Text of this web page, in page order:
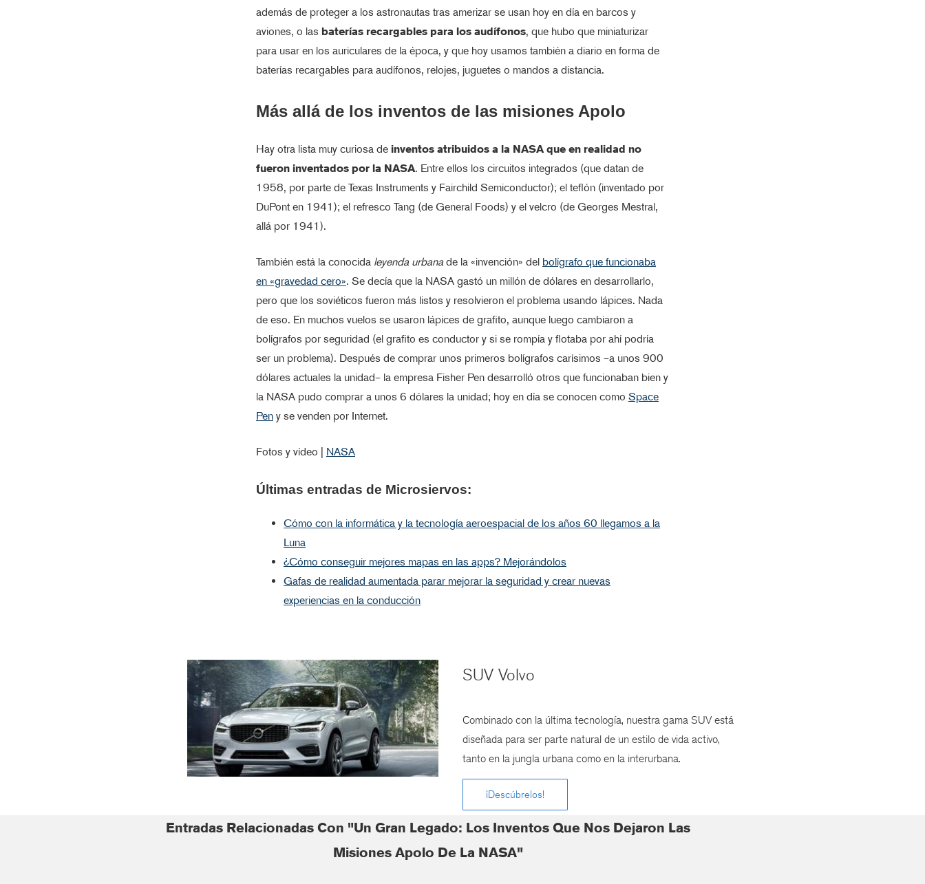
además de proteger a los astronautas tras amerizar se usan hoy en día en barcos y
aviones, o las baterías recargables para los audífonos, que hubo que miniaturizar
para usar en los auriculares de la época, y que hoy usamos también a diario en forma de
baterías recargables para audífonos, relojes, juguetes o mandos a distancia.
Más allá de los inventos de las misiones Apolo
Hay otra lista muy curiosa de inventos atribuidos a la NASA que en realidad no
fueron inventados por la NASA. Entre ellos los circuitos integrados (que datan de
1958, por parte de Texas Instruments y Fairchild Semiconductor); el teflón (inventado por
DuPont en 1941); el refresco Tang (de General Foods) y el velcro (de Georges Mestral,
allá por 1941).
También está la conocida leyenda urbanade la «invención» del bolígrafo que funcionaba
en «gravedad cero». Se decía que la NASA gastó un millón de dólares en desarrollarlo,
pero que los soviéticos fueron más listos y resolvieron el problema usando lápices. Nada
de eso. En muchos vuelos se usaron lápices de grafito, aunque luego cambiaron a
bolígrafos por seguridad (el grafito es conductor y si se rompía y flotaba por ahí podría
ser un problema). Después de comprar unos primeros bolígrafos carísimos –a unos 900
dólares actuales la unidad– la empresa Fisher Pen desarrolló otros que funcionaban bien y
la NASA pudo comprar a unos 6 dólares la unidad; hoy en día se conocen como Space
Pen y se venden por Internet.
Fotos y vídeo | NASA
Últimas entradas de Microsiervos:
Cómo con la informática y la tecnología aeroespacial de los años 60 llegamos a la
Luna
¿Cómo conseguir mejores mapas en las apps? Mejorándolos
Gafas de realidad aumentada parar mejorar la seguridad y crear nuevas
experiencias en la conducción
SUV Volvo
Combinado con la última tecnología, nuestra gama SUV está
diseñada para ser parte natural de un estilo de vida activo,
tanto en la jungla urbana como en la interurbana.
¡Descúbrelos!
Entradas Relacionadas Con "Un Gran Legado: Los Inventos Que Nos Dejaron Las
Misiones Apolo De La NASA"